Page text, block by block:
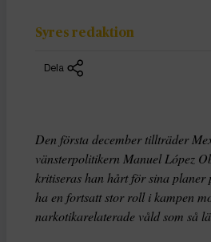
Syres redaktion
Dela
Den första december tillträder
vänsterpolitikern Manuel López
kritiseras han hårt för sina planer
ha en fortsatt stor roll i kampen
narkotikarelaterade våld som så